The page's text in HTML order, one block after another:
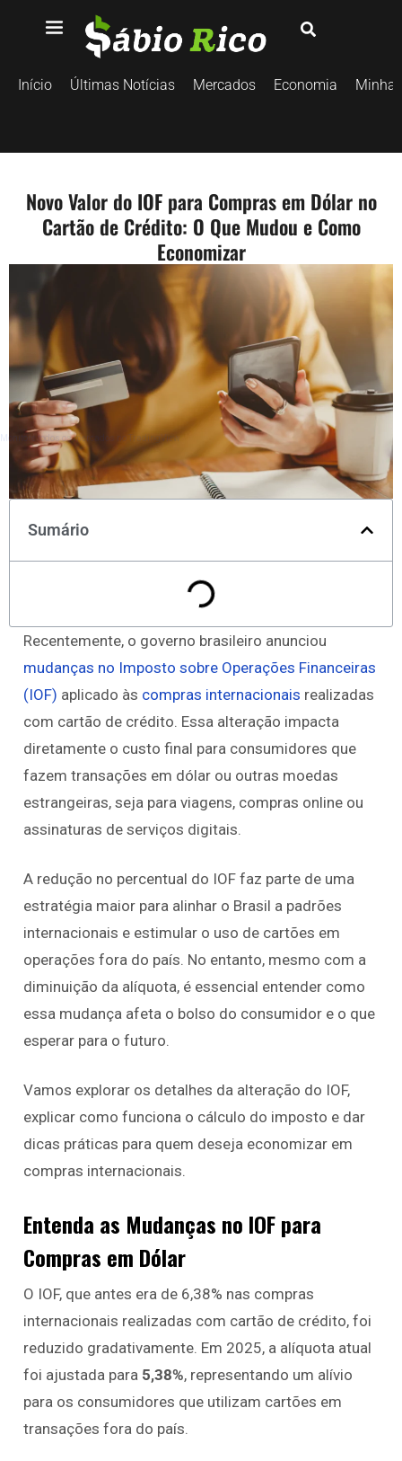
Início Últimas Notícias Mercados Economia
Monitore todos os mercados no TradingView
Novo Valor do IOF para Compras em Dólar no
Cartão de Crédito: O Que Mudou e Como
Economizar
Sumário
Recentemente, o governo brasileiro anunciou
mudanças no Imposto sobre Operações Financeiras
(IOF) aplicado às compras internacionais realizadas
com cartão de crédito. Essa alteração impacta
diretamente o custo final para consumidores que
fazem transações em dólar ou outras moedas
estrangeiras, seja para viagens, compras online ou
assinaturas de serviços digitais.
A redução no percentual do IOF faz parte de uma
estratégia maior para alinhar o Brasil a padrões
internacionais e estimular o uso de cartões em
operações fora do país. No entanto, mesmo com a
diminuição da alíquota, é essencial entender como
essa mudança afeta o bolso do consumidor e o que
esperar para o futuro.
Vamos explorar os detalhes da alteração do IOF,
explicar como funciona o cálculo do imposto e dar
dicas práticas para quem deseja economizar em
compras internacionais.
Entenda as Mudanças no IOF para
Compras em Dólar
O IOF, que antes era de 6,38% nas compras
internacionais realizadas com cartão de crédito, foi
reduzido gradativamente. Em 2025, a alíquota atual
foi ajustada para 5,38%, representando um alívio
para os consumidores que utilizam cartões em
transações fora do país.